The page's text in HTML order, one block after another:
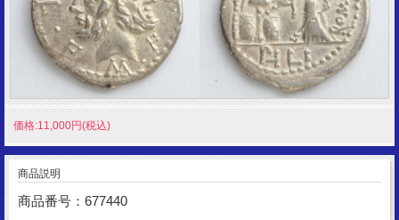
価格:11,000円(税込)
商品説明
商品番号：677440